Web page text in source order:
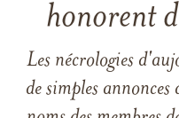
honorent
Les nécrologies
de simples